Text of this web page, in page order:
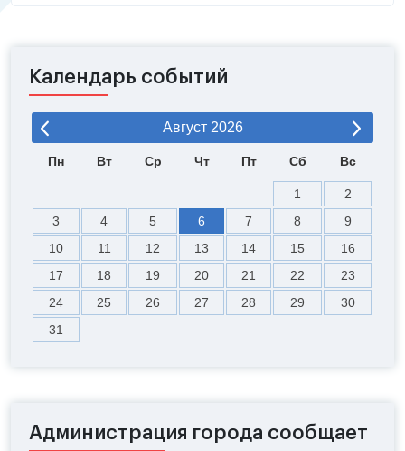
Календарь событий
Август 2026
Пн Вт Ср Чт Пт Сб Вс
1
2
3
4 5 6 7 8
9
10
11 12 13 14 15
16
17
18 19 20 21 22
23
24
25 26 27 28 29
30
31
Администрация города сообщает